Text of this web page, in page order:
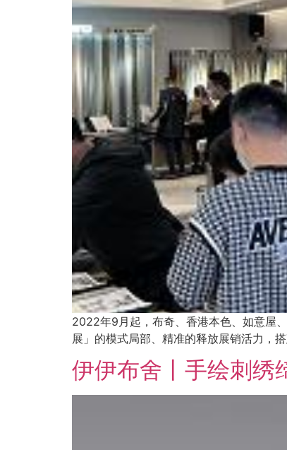
2022年9月起，布奇、香港本色、如意屋
展」的模式局部、精准的释放展销活力，
伊伊布舍丨手绘刺绣